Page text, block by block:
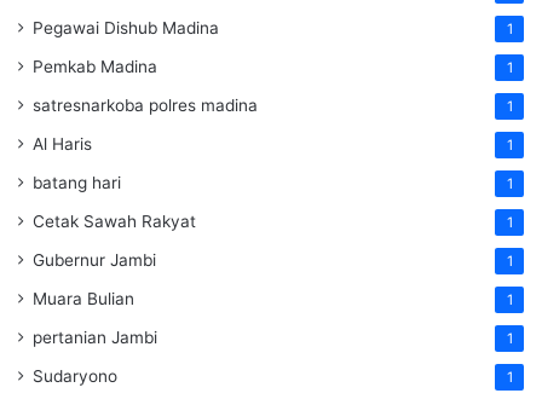
Pegawai Dishub Madina 1
Pemkab Madina 1
satresnarkoba polres madina 1
Al Haris 1
batang hari 1
Cetak Sawah Rakyat 1
Gubernur Jambi 1
Muara Bulian 1
pertanian Jambi 1
Sudaryono 1